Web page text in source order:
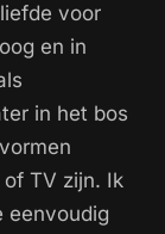
voor
en in
in het bos
TV zijn. Ik
eenvoudig